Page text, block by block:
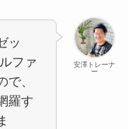
安澤トレーナ
ー
ッ
ファ
、
羅す